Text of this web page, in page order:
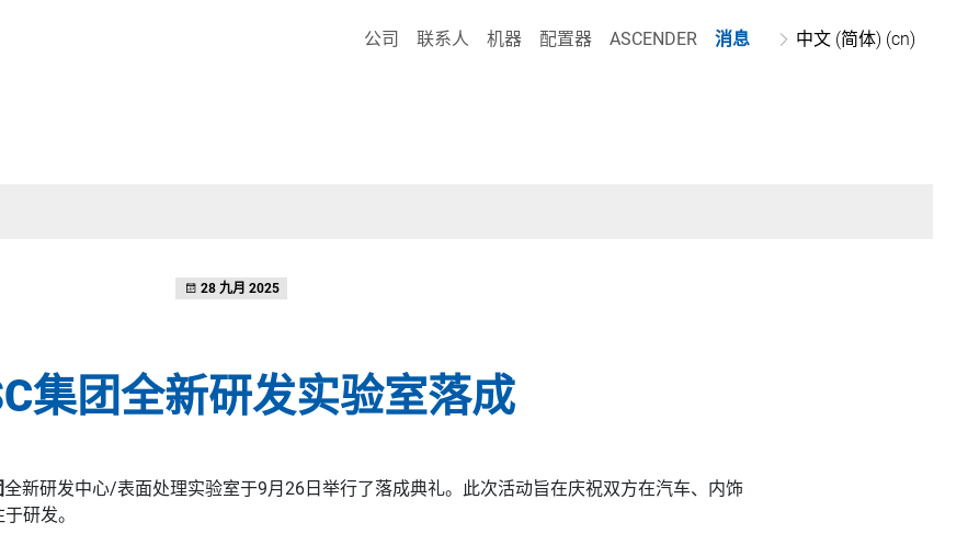
公司 联系人 机器 配置器 ASCENDER 消息 中文 (简体) (cn)
28 九月 2025
集团全新研发实验室落成
全新研发中心/表面处理实验室于9月26日举行了落成典礼。此次活动旨在庆祝双方在汽车、内饰
研发。